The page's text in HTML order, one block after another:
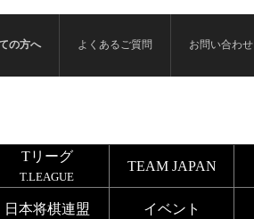
の方へ よくあるご質問 お問い合わせ
Tリーグ
T.LEAGUE
TEAM JAPAN
日本将棋連盟 イベント